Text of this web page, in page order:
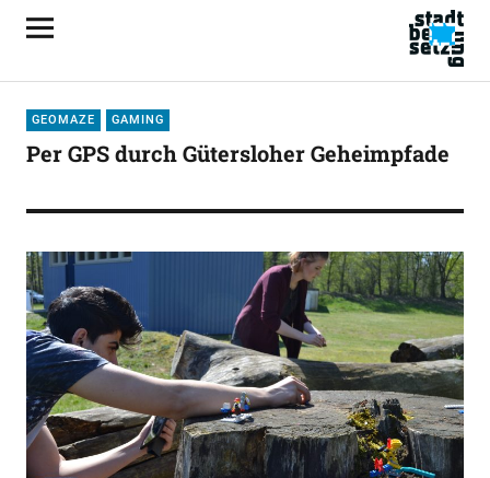
GEOMAZE GAMING
Per GPS durch Gütersloher Geheimpfade